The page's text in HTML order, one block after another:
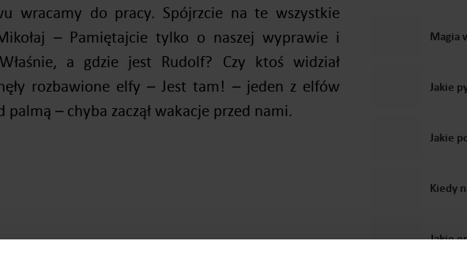
wracamy do pracy. Spójrzcie na te wszystkie
– Pamiętajcie tylko o naszej wyprawie i
a gdzie jest Rudolf? Czy ktoś widział
rozbawione elfy – Jest tam! – jeden z elfów
palmą – chyba zaczął wakacje przed nami.